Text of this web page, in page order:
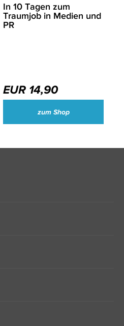
In 10 Tagen zum
Traumjob in Medien und
PR
EUR 14,90
zum Shop